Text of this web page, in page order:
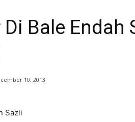
Bale Endah
10, 2013
Sazli